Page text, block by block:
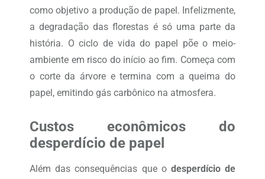
como objetivo a produção de papel. Infelizmente,
a degradação das florestas é só uma parte da
história. O ciclo de vida do papel põe o meio-
ambiente em risco do início ao fim. Começa com
o corte da árvore e termina com a queima do
papel, emitindo gás carbônico na atmosfera.
Custos econômicos do
desperdício de papel
Além das consequências que o desperdício de